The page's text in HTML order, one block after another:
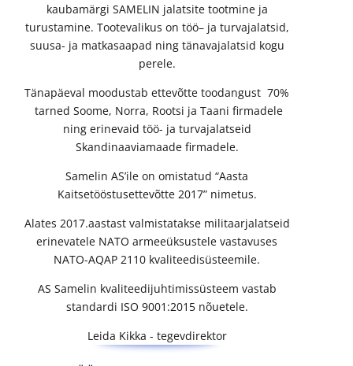
kaubamärgi SAMELIN jalatsite tootmine ja
turustamine. Tootevalikus on töö– ja turvajalatsid,
suusa- ja matkasaapad ning tänavajalatsid kogu
perele.
Tänapäeval moodustab ettevõtte toodangust 70%
tarned Soome, Norra, Rootsi ja Taani firmadele
ning erinevaid töö- ja turvajalatseid
Skandinaaviamaade firmadele.
Samelin AS’ile on omistatud “Aasta
Kaitsetööstusettevõtte 2017” nimetus.
Alates 2017.aastast valmistatakse militaarjalatseid
erinevatele NATO armeeüksustele vastavuses
NATO-AQAP 2110 kvaliteedisüsteemile.
AS Samelin kvaliteedijuhtimissüsteem vastab
standardi ISO 9001:2015 nõuetele.
Leida Kikka - tegevdirektor